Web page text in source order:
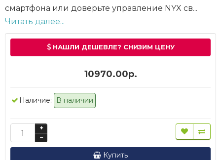
смартфона или доверьте управление NYX св...
Читать далее...
НАШЛИ ДЕШЕВЛЕ? СНИЗИМ ЦЕНУ
10970.00р.
Наличие: В наличии
Купить